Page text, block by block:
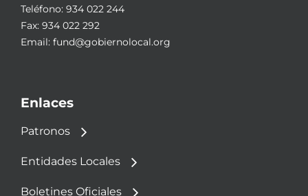
Teléfono: 934 022 244
Fax: 934 022 292
Email: fund@gobiernolocal.org
Enlaces
Patronos
Entidades Locales
Boletines Oficiales